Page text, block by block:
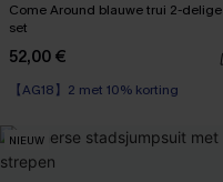
Come Around blauwe trui 2-delige
set
52,00 €
【AG18】2 met 10% korting
NIEUW